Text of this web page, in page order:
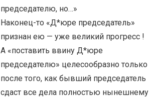
председателю, но…»
Наконец-то «Д*юре председатель»
признан ею — уже великий прогресс !
А «поставить ввину Д*юре
председателю» целесообразно только
после того, как бывший председатель
сдаст все дела полностью нынешнему